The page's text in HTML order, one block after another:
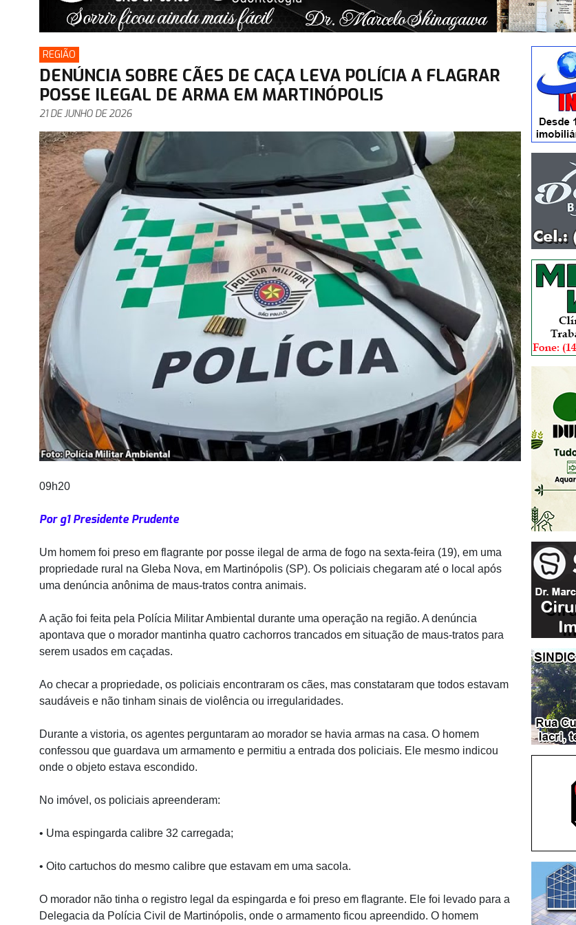
REGIÃO
DENÚNCIA SOBRE CÃES DE CAÇA LEVA POLÍCIA A FLAGRAR
POSSE ILEGAL DE ARMA EM MARTINÓPOLIS
21 DE JUNHO DE 2026
09h20
Por g1 Presidente Prudente
Um homem foi preso em flagrante por posse ilegal de arma de fogo na sexta-feira (19), em uma
propriedade rural na Gleba Nova, em Martinópolis (SP). Os policiais chegaram até o local após
uma denúncia anônima de maus-tratos contra animais.
A ação foi feita pela Polícia Militar Ambiental durante uma operação na região. A denúncia
apontava que o morador mantinha quatro cachorros trancados em situação de maus-tratos para
serem usados em caçadas.
Ao checar a propriedade, os policiais encontraram os cães, mas constataram que todos estavam
saudáveis e não tinham sinais de violência ou irregularidades.
Durante a vistoria, os agentes perguntaram ao morador se havia armas na casa. O homem
confessou que guardava um armamento e permitiu a entrada dos policiais. Ele mesmo indicou
onde o objeto estava escondido.
No imóvel, os policiais apreenderam:
• Uma espingarda calibre 32 carregada;
• Oito cartuchos do mesmo calibre que estavam em uma sacola.
O morador não tinha o registro legal da espingarda e foi preso em flagrante. Ele foi levado para a
Delegacia da Polícia Civil de Martinópolis, onde o armamento ficou apreendido. O homem